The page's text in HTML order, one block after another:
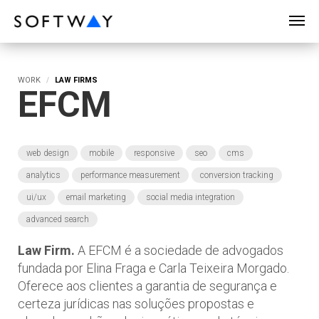
WORK LAW FIRMS
EFCM
web design mobile responsive seo cms
analytics performance measurement conversion tracking
ui/ux email marketing social media integration
advanced search
Law Firm. A EFCM é a sociedade de advogados
fundada por Elina Fraga e Carla Teixeira Morgado.
Oferece aos clientes a garantia de segurança e
certeza jurídicas nas soluções propostas e